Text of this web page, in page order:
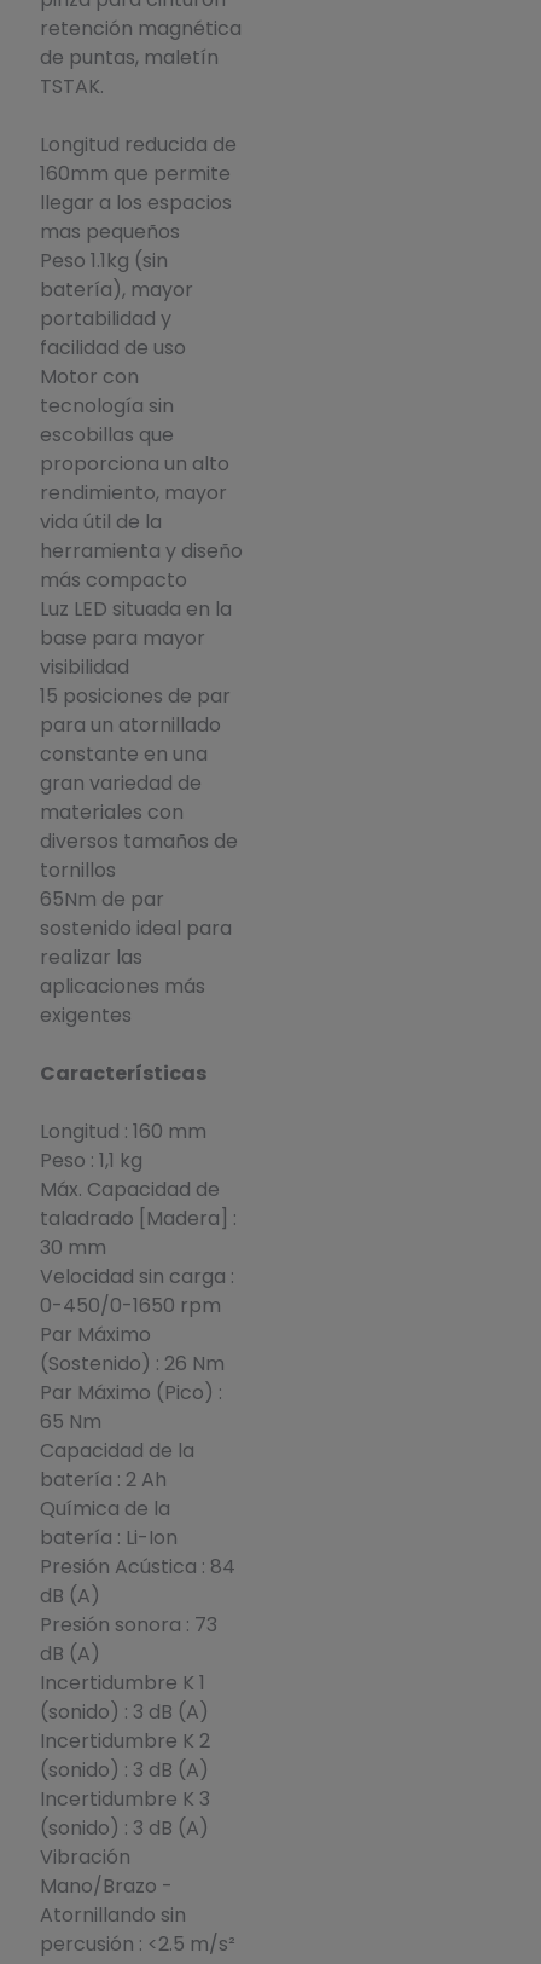
retención magnética
de puntas, maletín
TSTAK.
Longitud reducida de
160mm que permite
llegar a los espacios
mas pequeños
Peso 1.1kg (sin
batería), mayor
portabilidad y
facilidad de uso
Motor con
tecnología sin
escobillas que
proporciona un alto
rendimiento, mayor
vida útil de la
herramienta y diseño
más compacto
Luz LED situada en la
base para mayor
visibilidad
15 posiciones de par
para un atornillado
constante en una
gran variedad de
materiales con
diversos tamaños de
tornillos
65Nm de par
sostenido ideal para
realizar las
aplicaciones más
exigentes
Características
Longitud : 160 mm
Peso : 1,1 kg
Máx. Capacidad de
taladrado [Madera] :
30 mm
Velocidad sin carga :
0-450/0-1650 rpm
Par Máximo
(Sostenido) : 26 Nm
Par Máximo (Pico) :
65 Nm
Capacidad de la
batería : 2 Ah
Química de la
batería : Li-Ion
Presión Acústica : 84
dB (A)
Presión sonora : 73
dB (A)
Incertidumbre K 1
(sonido) : 3 dB (A)
Incertidumbre K 2
(sonido) : 3 dB (A)
Incertidumbre K 3
(sonido) : 3 dB (A)
Vibración
Mano/Brazo -
Atornillando sin
percusión : <2.5 m/s²